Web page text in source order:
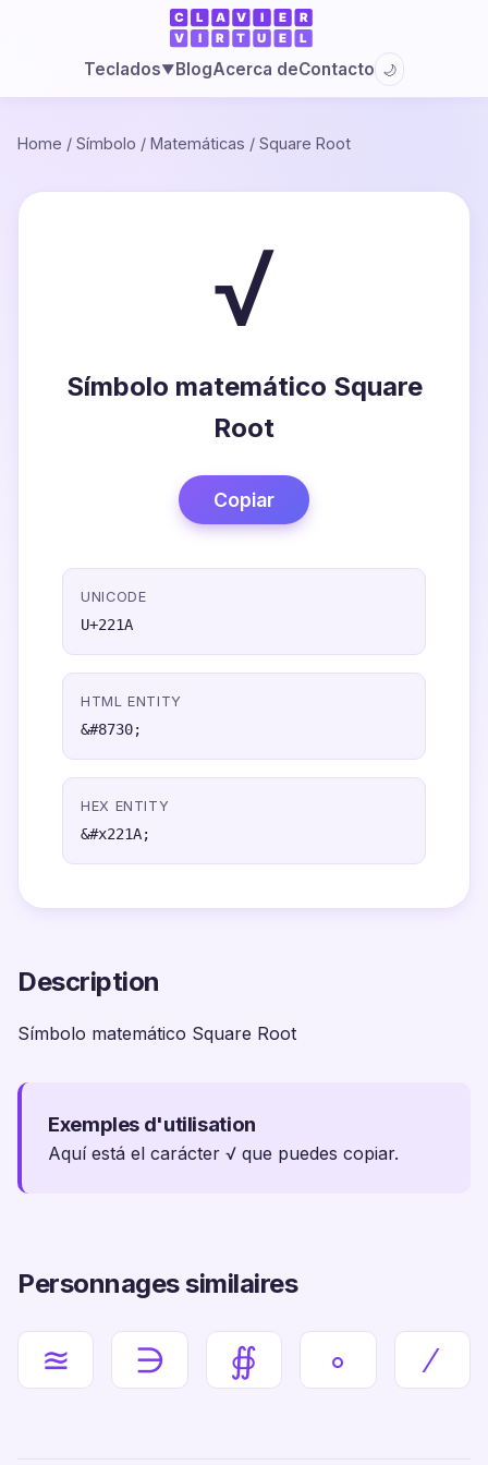
Teclados▼BlogAcerca deContacto 🌙
Home / Símbolo / Matemáticas / Square Root
√
Símbolo matemático Square
Root
Copiar
UNICODE
U+221A
HTML ENTITY
&#8730;
HEX ENTITY
&#x221A;
Description
Símbolo matemático Square Root
Exemples d'utilisation
Aquí está el carácter √ que puedes copiar.
Personnages similaires
≊ ∋ ∯ ∘ ∕